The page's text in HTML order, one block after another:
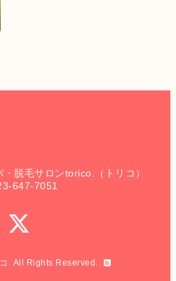
脱毛サロンtorico.（トリコ）
647-7051
. All Rights Reserved.